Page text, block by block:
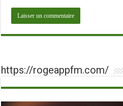
https://rogeappfm.com/